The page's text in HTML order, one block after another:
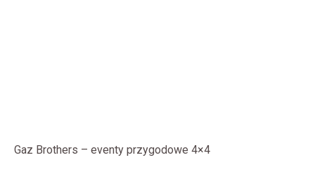
Gaz Brothers – eventy przygodowe 4×4